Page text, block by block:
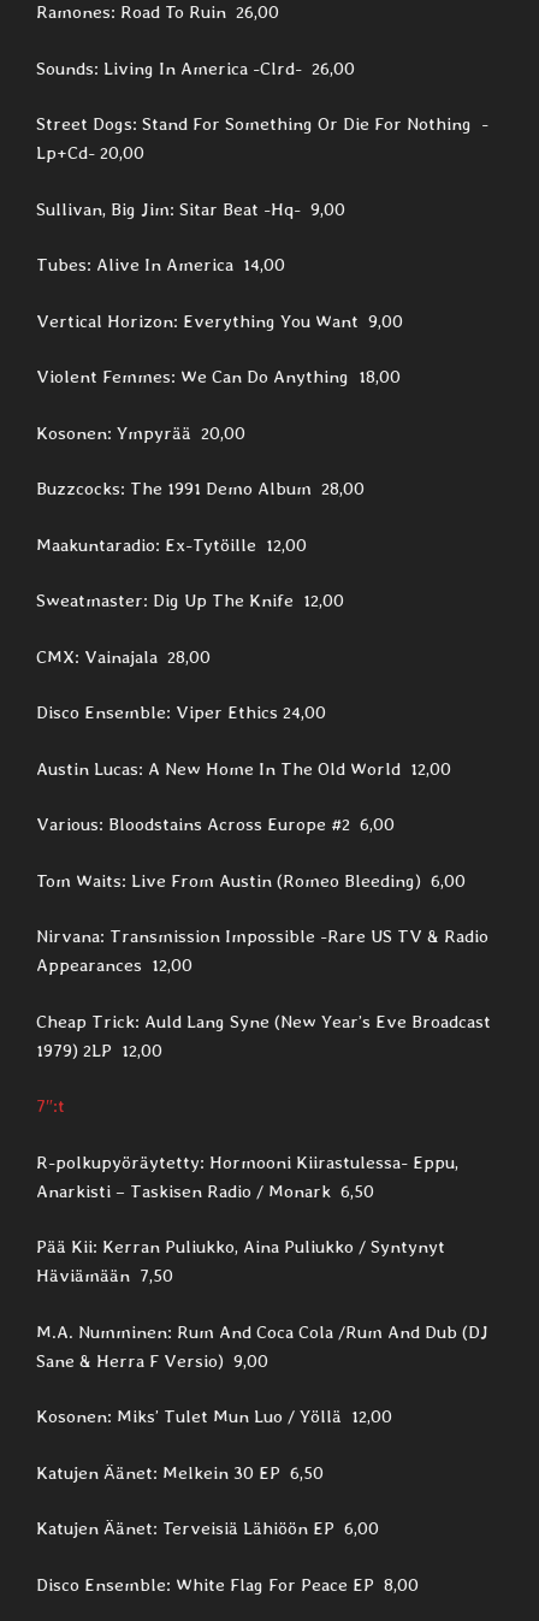
Ramones: Road To Ruin 26,00
Sounds: Living In America -Clrd- 26,00
Street Dogs: Stand For Something Or Die For Nothing -
Lp+Cd- 20,00
Sullivan, Big Jim: Sitar Beat -Hq- 9,00
Tubes: Alive In America 14,00
Vertical Horizon: Everything You Want 9,00
Violent Femmes: We Can Do Anything 18,00
Kosonen: Ympyrää 20,00
Buzzcocks: The 1991 Demo Album 28,00
Maakuntaradio: Ex-Tytöille 12,00
Sweatmaster: Dig Up The Knife 12,00
CMX: Vainajala 28,00
Disco Ensemble: Viper Ethics 24,00
Austin Lucas: A New Home In The Old World 12,00
Various: Bloodstains Across Europe #2 6,00
Tom Waits: Live From Austin (Romeo Bleeding) 6,00
Nirvana: Transmission Impossible -Rare US TV & Radio
Appearances 12,00
Cheap Trick: Auld Lang Syne (New Year’s Eve Broadcast
1979) 2LP 12,00
7″:t
R-polkupyöräytetty: Hormooni Kiirastulessa- Eppu,
Anarkisti – Taskisen Radio / Monark 6,50
Pää Kii: Kerran Puliukko, Aina Puliukko / Syntynyt
Häviämään 7,50
M.A. Numminen: Rum And Coca Cola /Rum And Dub (DJ
Sane & Herra F Versio) 9,00
Kosonen: Miks’ Tulet Mun Luo / Yöllä 12,00
Katujen Äänet: Melkein 30 EP 6,50
Katujen Äänet: Terveisiä Lähiöön EP 6,00
Disco Ensemble: White Flag For Peace EP 8,00